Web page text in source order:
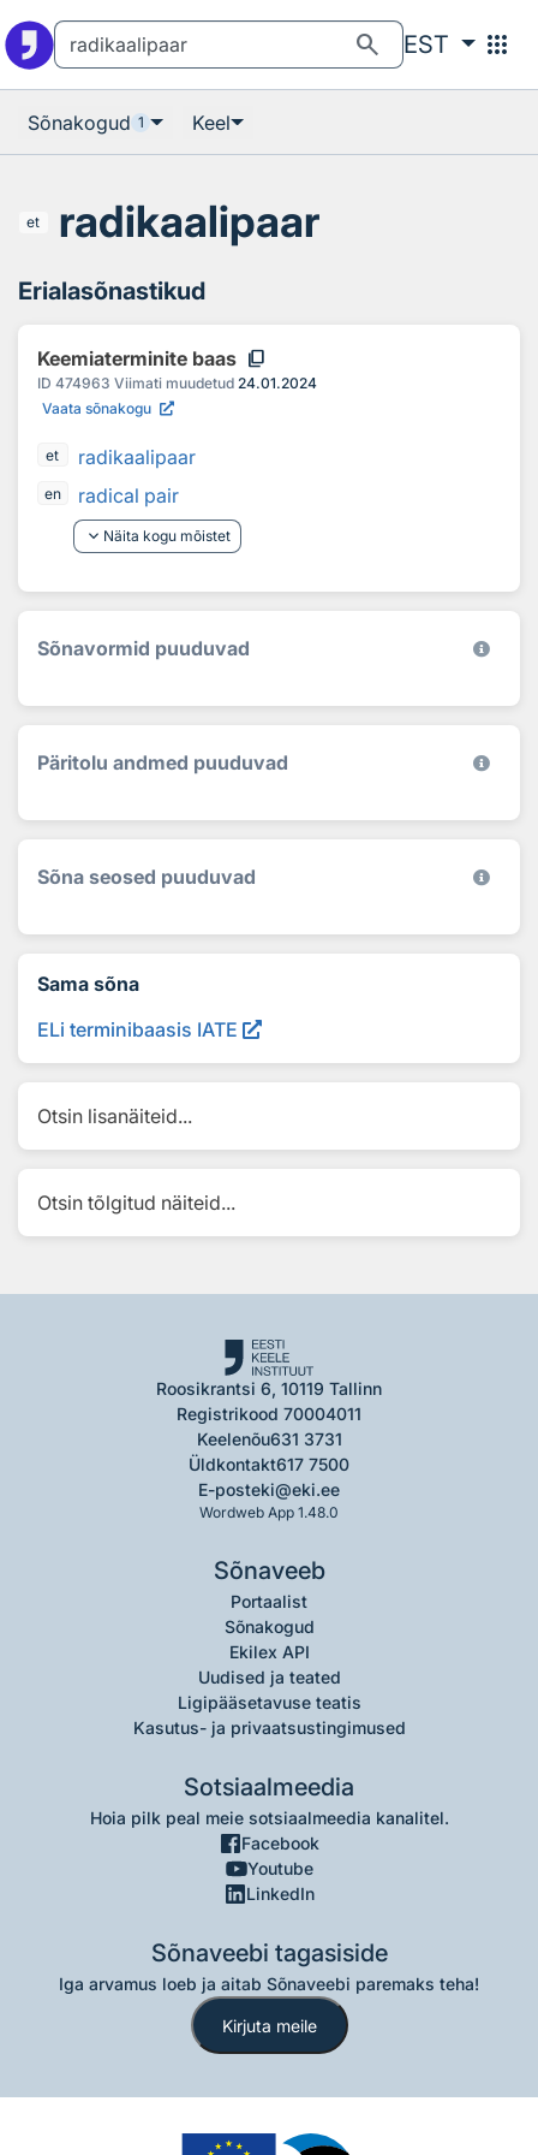
search EST apps
Sõnakogud 1 Keel
et radikaalipaar
Erialasõnastikud
Keemiaterminite baas content_copy
ID 474963 Viimati muudetud 24.01.2024
Vaata sõnakogu
et radikaalipaar
en
radical pair
keyboard_arrow_down Näita kogu mõistet
Sõnavormid puuduvad
Päritolu andmed puuduvad
Sõna seosed puuduvad
Sama sõna
ELi terminibaasis IATE
Otsin lisanäiteid...
Otsin tõlgitud näiteid...
Roosikrantsi 6, 10119 Tallinn
Registrikood 70004011
Keelenõu631 3731
Üldkontakt617 7500
E-posteki@eki.ee
Wordweb App 1.48.0
Sõnaveeb
Portaalist
Sõnakogud
Ekilex API
Uudised ja teated
Ligipääsetavuse teatis
Kasutus- ja privaatsustingimused
Sotsiaalmeedia
Hoia pilk peal meie sotsiaalmeedia kanalitel.
Facebook
Youtube
LinkedIn
Sõnaveebi tagasiside
Iga arvamus loeb ja aitab Sõnaveebi paremaks teha!
Kirjuta meile